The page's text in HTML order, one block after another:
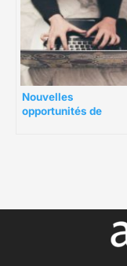
Nouvelles
opportunités de